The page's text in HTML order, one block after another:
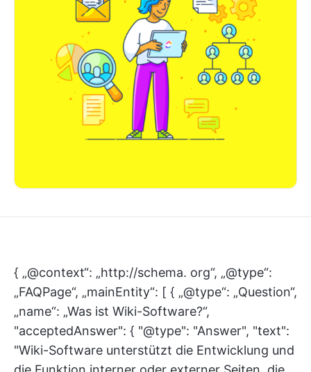
{ „@context“: „http://schema. org“, „@type“:
„FAQPage“, „mainEntity“: [ { „@type“: „Question“,
„name“: „Was ist Wiki-Software?“,
"acceptedAnswer": { "@type": "Answer", "text":
"Wiki-Software unterstützt die Entwicklung und